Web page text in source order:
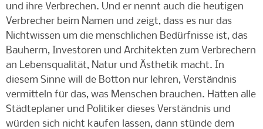
und ihre Verbrechen. Und er nennt auch die heutigen
Verbrecher beim Namen und zeigt, dass es nur das
Nichtwissen um die menschlichen Bedürfnisse ist, das
Bauherrn, Investoren und Architekten zum Verbrechern
an Lebensqualität, Natur und Ästhetik macht. In
diesem Sinne will de Botton nur lehren, Verständnis
vermitteln für das, was Menschen brauchen. Hätten alle
Städteplaner und Politiker dieses Verständnis und
würden sich nicht kaufen lassen, dann stünde dem